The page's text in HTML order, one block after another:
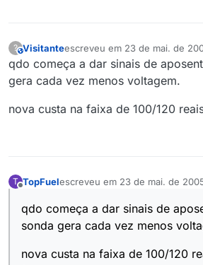
?This user is from outside of this forum
Visitanteescreveu em 23 de mai. de
última edição por
qdo começa a dar sinais de
gera cada vez menos voltagem.
nova custa na faixa de 100/120
T TopFuelescreveu em 23 de mai. de
última edição por
qdo começa a dar sinais de
sonda gera cada vez menos
nova custa na faixa de 100/120